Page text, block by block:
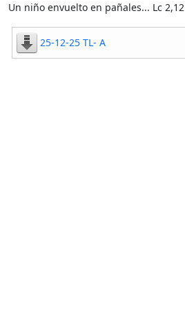
Un niño envuelto en pañales... Lc 2,12
25-12-25 TL- A